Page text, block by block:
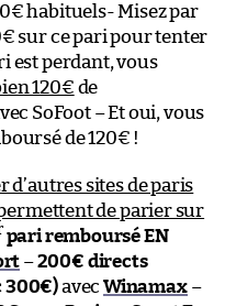
habituels- Misez par
sur ce pari pour tenter
est perdant, vous
120€ de
SoFoot – Et oui, vous
de 120€ !
d’autres sites de paris
de parier sur
pari remboursé EN
–200€ directs
300€)avec Winamax–